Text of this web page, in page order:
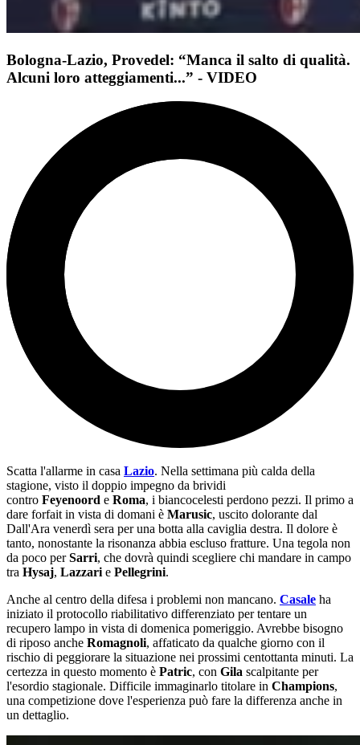
Bologna-Lazio, Provedel: “Manca il salto di qualità.
Alcuni loro atteggiamenti...” - VIDEO
Scatta l'allarme in casa Lazio. Nella settimana più calda della
stagione, visto il doppio impegno da brividi
contro Feyenoord e Roma, i biancocelesti perdono pezzi. Il primo a
dare forfait in vista di domani è Marusic, uscito dolorante dal
Dall'Ara venerdì sera per una botta alla caviglia destra. Il dolore è
tanto, nonostante la risonanza abbia escluso fratture. Una tegola non
da poco perSarri, che dovrà quindi scegliere chi mandare in campo
tra Hysaj, Lazzari e Pellegrini.
Anche al centro della difesa i problemi non mancano. Casale ha
iniziato il protocollo riabilitativo differenziato per tentare un
recupero lampo in vista di domenica pomeriggio. Avrebbe bisogno
di riposo anche Romagnoli, affaticato da qualche giorno con il
rischio di peggiorare la situazione nei prossimi centottanta minuti. La
certezza in questo momento è Patric, con Gila scalpitante per
l'esordio stagionale. Difficile immaginarlo titolare in Champions,
una competizione dove l'esperienza può fare la differenza anche in
un dettaglio.